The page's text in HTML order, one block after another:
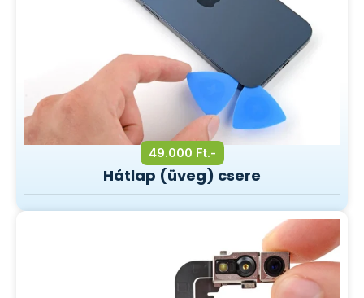
49.000 Ft.-
Hátlap (üveg) csere